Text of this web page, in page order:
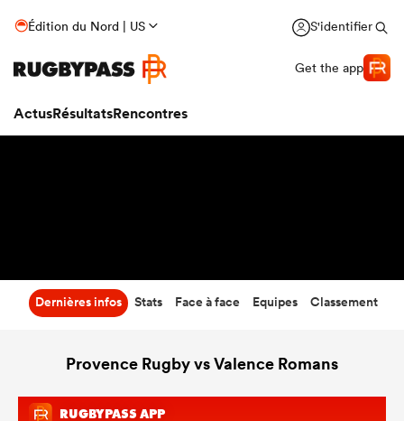
Édition du Nord | US S'identifier
Get the app
ActusRésultatsRencontres
Dernières infos Stats Face à face Equipes Classement
Provence Rugby vs Valence Romans